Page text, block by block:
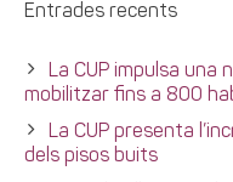
Entrades recents
La CUP impulsa una
mobilitzar fins a 800
La CUP presenta
dels pisos buits